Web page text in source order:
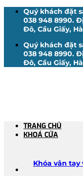
Quý khách đặt
038 948 8990.
Đô, Cầu Giấy,
Quý khách đặt
038 948 8990.
Đô, Cầu Giấy,
TRANG CHỦ
KHOÁ CỬA
Khóa vân